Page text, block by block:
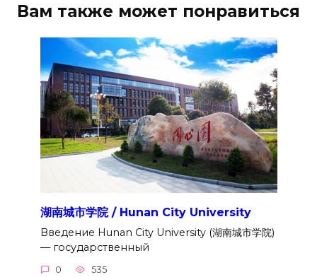
Вам также может понравиться
湖南城市学院 / Hunan City University
Введение Hunan City University (湖南城市学院)
— государственный
0 535